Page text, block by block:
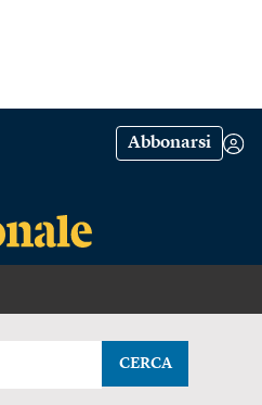
Abbonarsi
CERCA